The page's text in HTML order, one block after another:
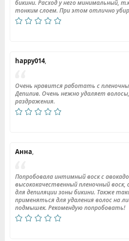
бикини. Расход у него минимальный,
тонким слоем. При этом отлично
happy014,
Очень нравится работать с
Депилив. Очень нежно удаляет
раздражения.
Анна,
Попробовала интимный воск с
высококачественный пленочный воск,
для депиляции зоны бикини. Также
применяться для удаления волос на
подмышек. Рекомендую попробовать!